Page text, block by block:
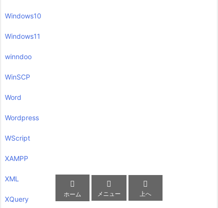
Windows10
Windows11
winndoo
WinSCP
Word
Wordpress
WScript
XAMPP
XML
XQuery

ホーム

メニュー

上へ